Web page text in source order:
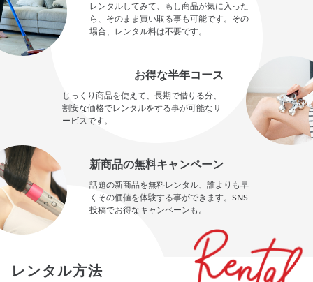
レンタルしてみて、もし商品が気に入った
ら、そのまま買い取る事も可能です。その
場合、レンタル料は不要です。
お得な半年コース
じっくり商品を使えて、長期で借りる分、
割安な価格でレンタルをする事が可能なサ
ービスです。
新商品の無料キャンペーン
話題の新商品を無料レンタル、誰よりも早
くその価値を体験する事ができます。SNS
投稿でお得なキャンペーンも。
レンタル方法